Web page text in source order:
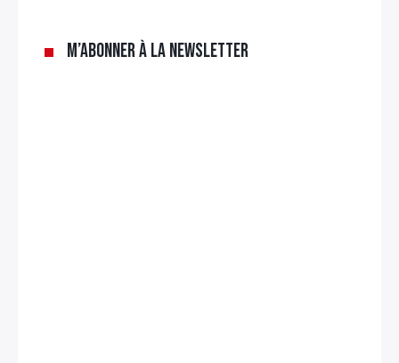
M’abonner à la newsletter